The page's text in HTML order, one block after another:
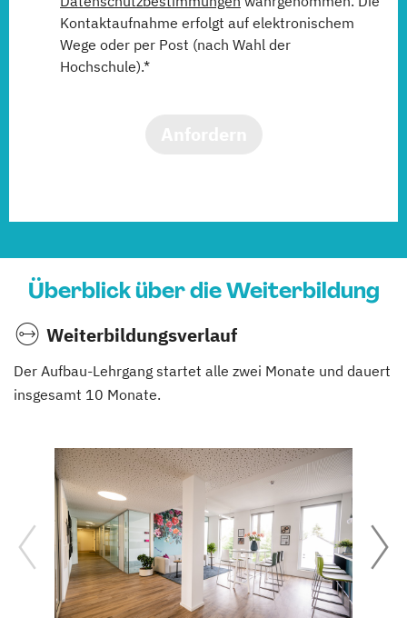
Kontaktaufnahme erfolgt auf elektronischem
Wege oder per Post (nach Wahl der
Hochschule).*
Überblick über die Weiterbildung
Weiterbildungsverlauf
Der Aufbau-Lehrgang startet alle zwei Monate und dauert
insgesamt 10 Monate.